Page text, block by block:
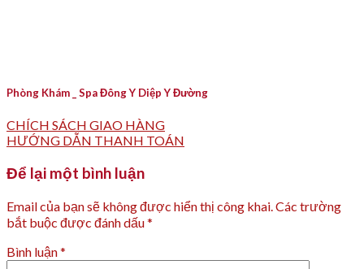
Phòng Khám _ Spa Đông Y Diệp Y Đường
CHÍCH SÁCH GIAO HÀNG
HƯỚNG DẪN THANH TOÁN
Để lại một bình luận
Email của bạn sẽ không được hiển thị công khai. Các trường
bắt buộc được đánh dấu*
Bình luận*